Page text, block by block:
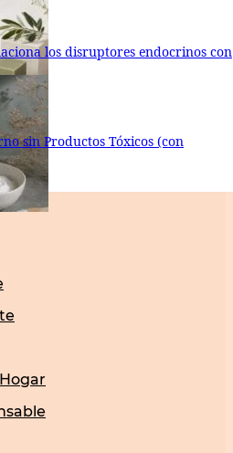
los disruptores endocrinos con
sin Productos Tóxicos (con